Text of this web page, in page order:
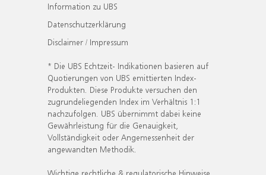
Information zu UBS
Datenschutzerklärung
Disclaimer / Impressum
* Die UBS Echtzeit- Indikationen basieren auf
Quotierungen von UBS emittierten Index-
Produkten. Diese Produkte versuchen den
zugrundeliegenden Index im Verhältnis 1:1
nachzufolgen. UBS übernimmt dabei keine
Gewährleistung für die Genauigkeit,
Vollständigkeit oder Angemessenheit der
angewandten Methodik.